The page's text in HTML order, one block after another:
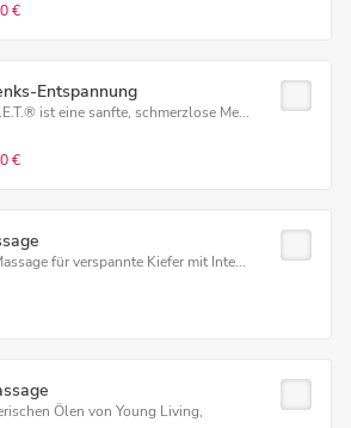
€
Entspannung
ist eine sanfte, schmerzlose Me...
€
für verspannte Kiefer mit Inte...
Ölen von Young Living,